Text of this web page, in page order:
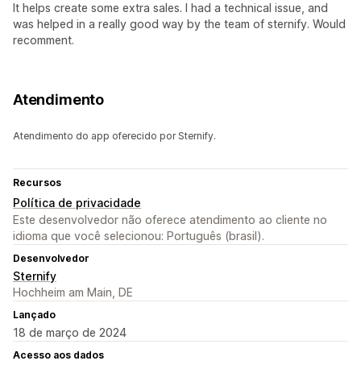
It helps create some extra sales. I had a technical issue, and
was helped in a really good way by the team of sternify. Would
recomment.
Atendimento
Atendimento do app oferecido por Sternify.
Recursos
Política de privacidade
Este desenvolvedor não oferece atendimento ao cliente no
idioma que você selecionou: Português (brasil).
Desenvolvedor
Sternify
Hochheim am Main, DE
Lançado
18 de março de 2024
Acesso aos dados